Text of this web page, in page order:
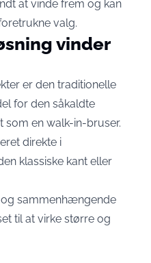
at vinde frem og kan
valg.
vinder
er den traditionelle
for den såkaldte
som en walk-in-bruser.
direkte i
klassiske kant eller
og sammenhængende
til at virke større og